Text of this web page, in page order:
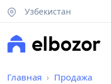
Узбекистан
Главная Продажа